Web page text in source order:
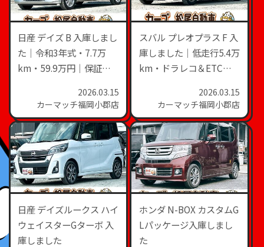
日産 デイズ B 入庫しまし
た｜令和3年式・7.7万
km・59.9万円｜保証
こんにちは、福岡県小郡
カー・車検整備・鈑金修
理まで幅広く対応してい
る【株式会社 松尾自動車
小郡店】です。 軽自動車
をお探しの方におすすめ
の1台が入庫しました。
今回ご紹介するのは 日産
デイズ B（令和3年式）
2026.03.15
カーマッチ福岡小郡店
スバル プレオプラス F 入
庫しました｜低走行5.4万
km・ドラレコ＆ETC付
2026.03.15
カーマッチ福岡小郡店
日産 デイズルークス ハイ
ウェイスターGターボ 入
庫しました
ホンダ N-BOX カスタムG
Lパッケージ入庫しまし
た